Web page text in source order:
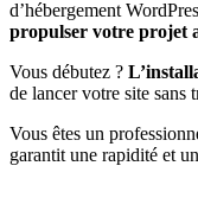
d’hébergement
propulser votre projet
Vous débutez ?
de lancer votre site sans
Vous êtes un
garantit une rapidité et